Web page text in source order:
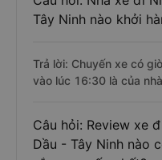
Tây Ninh nào khởi
Trả lời: Chuyến xe có
vào lúc 16:30 là của
Câu hỏi: Review xe
Dầu - Tây Ninh nào